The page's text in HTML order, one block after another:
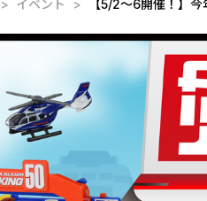
イベント 【5/2～6開催！】